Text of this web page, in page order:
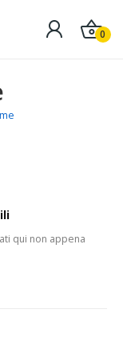
0
qui non appena